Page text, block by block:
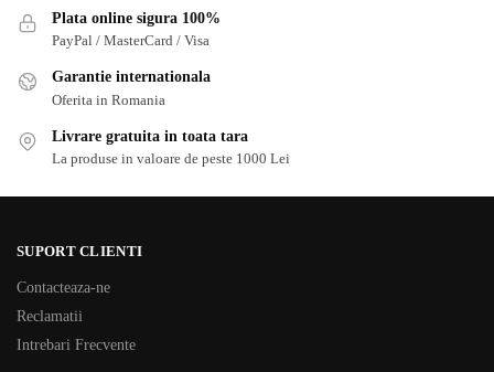
Plata online sigura 100%
PayPal / MasterCard / Visa
Garantie internationala
Oferita in Romania
Livrare gratuita in toata tara
La produse in valoare de peste 1000 Lei
SUPORT CLIENTI
Contacteaza-ne
Reclamatii
Intrebari Frecvente